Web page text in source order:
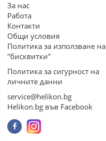
За нас
Работа
Контакти
Общи условия
Политика за използване на
"бисквитки"
Политика за сигурност на
личните данни
service@helikon.bg
Helikon.bg във Facebook